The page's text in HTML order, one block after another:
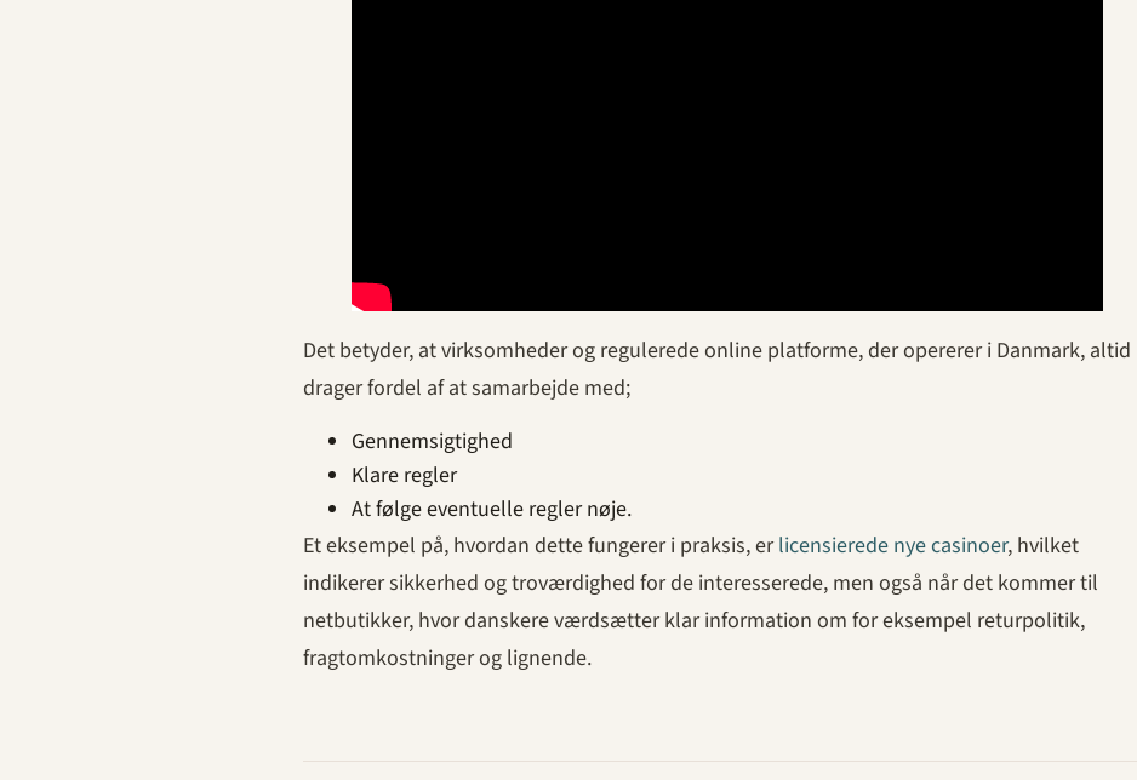
Det betyder, at virksomheder og regulerede online platforme, der opererer i Danmark, altid
drager fordel af at samarbejde med;
Gennemsigtighed
Klare regler
At følge eventuelle regler nøje.
Et eksempel på, hvordan dette fungerer i praksis, erlicensierede nye casinoer, hvilket
indikerer sikkerhed og troværdighed for de interesserede, men også når det kommer til
netbutikker, hvor danskere værdsætter klar information om for eksempel returpolitik,
fragtomkostninger og lignende.